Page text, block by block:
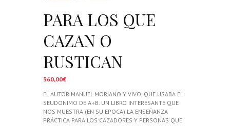
PARA LOS QUE
CAZAN O
RUSTICAN
360,00€
EL AUTOR MANUEL MORIANO Y VIVO, QUE USABA EL
SEUDONIMO DE A+B. UN LIBRO INTERESANTE QUE
NOS MUESTRA (EN SU EPOCA) LA ENSEÑANZA
PRÁCTICA PARA LOS CAZADORES Y PERSONAS QUE